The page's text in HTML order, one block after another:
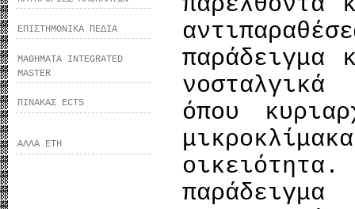
ΕΠΙΣΤΗΜΟΝΙΚΑ ΠΕΔΙΑ
ΜΑΘΗΜΑΤΑ INTEGRATED
MASTER
ΠΙΝΑΚΑΣ ECTS
ΑΛΛΑ ΕΤΗ
παράδειγμα
όπου